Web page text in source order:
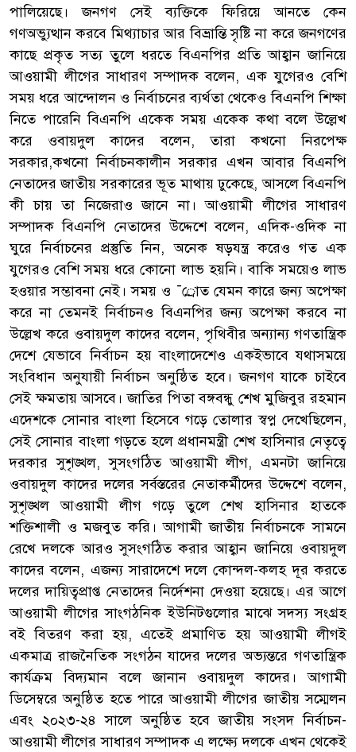
পালিয়েছে। জনগণ সেই ব্যক্তিকে ফিরিয়ে আনতে কেন
গণঅভ্যুত্থান করবে মিথ্যাচার আর বিভ্রান্তি সৃষ্টি না করে জনগণের
কাছে প্রকৃত সত্য তুলে ধরতে বিএনপির প্রতি আহ্বান জানিয়ে
আওয়ামী লীগের সাধারণ সম্পাদক বলেন, এক যুগেরও বেশি
সময় ধরে আন্দোলন ও নির্বাচনের ব্যর্থতা থেকেও বিএনপি শিক্ষা
নিতে পারেনি বিএনপি একেক সময় একেক কথা বলে উল্লেখ
করে ওবায়দুল কাদের বলেন, তারা কখনো নিরপেক্ষ
সরকার,কখনো নির্বাচনকালীন সরকার এখন আবার বিএনপি
নেতাদের জাতীয় সরকারের ভূত মাথায় ঢুকেছে, আসলে বিএনপি
কী চায় তা নিজেরাও জানে না। আওয়ামী লীগের সাধারণ
সম্পাদক বিএনপি নেতাদের উদ্দেশে বলেন, এদিক-ওদিক না
ঘুরে নির্বাচনের প্রস্তুতি নিন, অনেক ষড়যন্ত্র করেও গত এক
যুগেরও বেশি সময় ধরে কোনো লাভ হয়নি। বাকি সময়েও লাভ
হওয়ার সম্ভাবনা নেই। সময় ও ¯্রােত যেমন কারে জন্য অপেক্ষা
করে না তেমনই নির্বাচনও বিএনপির জন্য অপেক্ষা করবে না
উল্লেখ করে ওবায়দুল কাদের বলেন, পৃথিবীর অন্যান্য গণতান্ত্রিক
দেশে যেভাবে নির্বাচন হয় বাংলাদেশেও একইভাবে যথাসময়ে
সংবিধান অনুযায়ী নির্বাচন অনুষ্ঠিত হবে। জনগণ যাকে চাইবে
সেই ক্ষমতায় আসবে। জাতির পিতা বঙ্গবন্ধু শেখ মুজিবুর রহমান
এদেশকে সোনার বাংলা হিসেবে গড়ে তোলার স্বপ্ন দেখেছিলেন,
সেই সোনার বাংলা গড়তে হলে প্রধানমন্ত্রী শেখ হাসিনার নেতৃত্বে
দরকার সুশৃঙ্খল, সুসংগঠিত আওয়ামী লীগ, এমনটা জানিয়ে
ওবায়দুল কাদের দলের সর্বস্তরের নেতাকর্মীদের উদ্দেশে বলেন,
সুশৃঙ্খল আওয়ামী লীগ গড়ে তুলে শেখ হাসিনার হাতকে
শক্তিশালী ও মজবুত করি। আগামী জাতীয় নির্বাচনকে সামনে
রেখে দলকে আরও সুসংগঠিত করার আহ্বান জানিয়ে ওবায়দুল
কাদের বলেন, এজন্য সারাদেশে দলে কোন্দল-কলহ দূর করতে
দলের দায়িত্বপ্রাপ্ত নেতাদের নির্দেশনা দেওয়া হয়েছে। এর আগে
আওয়ামী লীগের সাংগঠনিক ইউনিটগুলোর মাঝে সদস্য সংগ্রহ
বই বিতরণ করা হয়, এতেই প্রমাণিত হয় আওয়ামী লীগই
একমাত্র রাজনৈতিক সংগঠন যাদের দলের অভ্যন্তরে গণতান্ত্রিক
কার্যক্রম বিদ্যমান বলে জানান ওবায়দুল কাদের। আগামী
ডিসেম্বরে অনুষ্ঠিত হতে পারে আওয়ামী লীগের জাতীয় সম্মেলন
এবং ২০২৩-২৪ সালে অনুষ্ঠিত হবে জাতীয় সংসদ নির্বাচন-
আওয়ামী লীগের সাধারণ সম্পাদক এ লক্ষ্যে দলকে এখন থেকেই